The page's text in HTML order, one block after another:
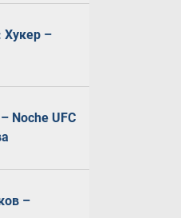
Хукер –
Noche UFC
–